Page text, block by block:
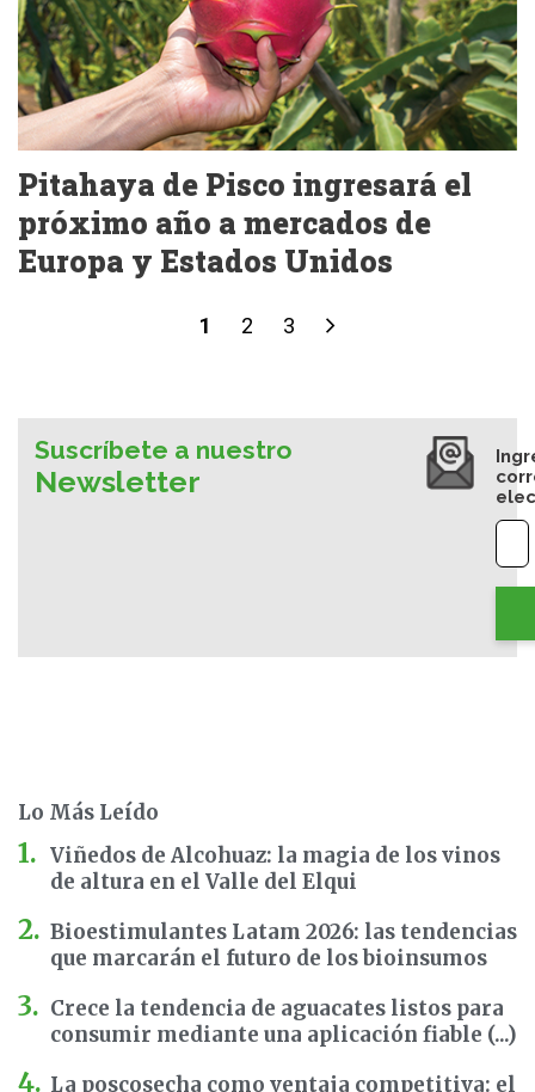
Pitahaya de Pisco ingresará el
próximo año a mercados de
Europa y Estados Unidos
1 2 3
Suscríbete a nuestro
Newsletter
Lo Más Leído
Viñedos de Alcohuaz: la magia de los vinos
de altura en el Valle del Elqui
Bioestimulantes Latam 2026: las tendencias
que marcarán el futuro de los bioinsumos
Crece la tendencia de aguacates listos para
consumir mediante una aplicación fiable (...)
La poscosecha como ventaja competitiva: el